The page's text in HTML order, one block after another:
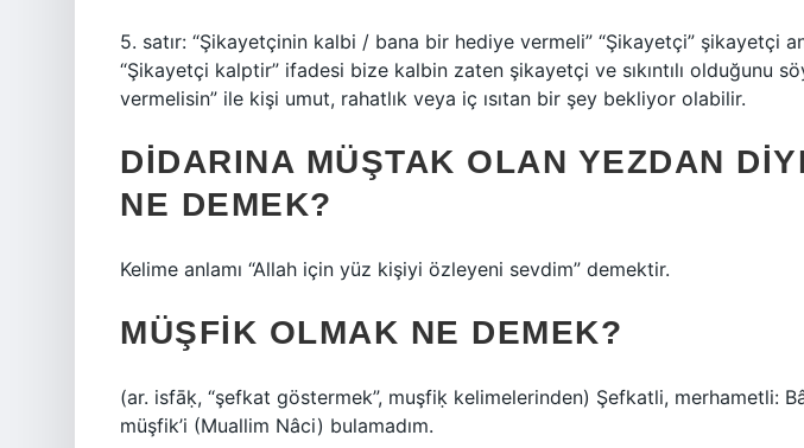
5. satır: “Şikayetçinin kalbi / bana bir hediye vermeli” “Şikayetçi” şikayetçi
“Şikayetçi kalptir” ifadesi bize kalbin zaten şikayetçi ve sıkıntılı olduğunu
vermelisin” ile kişi umut, rahatlık veya iç ısıtan bir şey bekliyor olabilir.
DIDARINA MÜŞTAK OLAN YEZDAN
NE DEMEK?
Kelime anlamı “Allah için yüz kişiyi özleyeni sevdim” demektir.
MÜŞFIK OLMAK NE DEMEK?
(ar. isfāḳ, “şefkat göstermek”, muşfiḳ kelimelerinden) Şefkatli, merhametli:
müşfik’i (Muallim Nâci) bulamadım.